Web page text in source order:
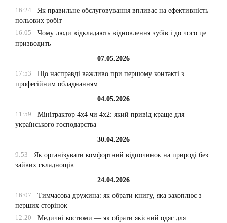
16:24
Як правильне обслуговування впливає на ефективність
польових робіт
16:05
Чому люди відкладають відновлення зубів і до чого це
призводить
07.05.2026
17:53
Що насправді важливо при першому контакті з
професійним обладнанням
04.05.2026
11:59
Мінітрактор 4х4 чи 4х2: який привід краще для
українського господарства
30.04.2026
9:53
Як організувати комфортний відпочинок на природі без
зайвих складнощів
24.04.2026
16:07
Тимчасова дружина: як обрати книгу, яка захоплює з
перших сторінок
12:20
Медичні костюми — як обрати якісний одяг для